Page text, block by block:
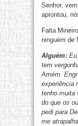
Senhor,
aprontou,
Falta
ninguém de
Alguém:
tem
Amém.
experiência
tenho muita
do que os
pedi para
me